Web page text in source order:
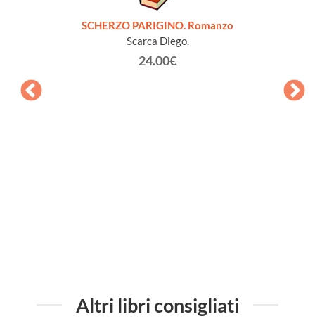
SCHERZO PARIGINO. Romanzo
Scarca Diego.
24.00€
Altri libri consigliati